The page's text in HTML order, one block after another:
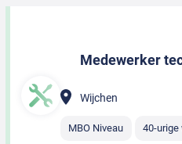
Medewerker
Wijchen
MBO Niveau 40-